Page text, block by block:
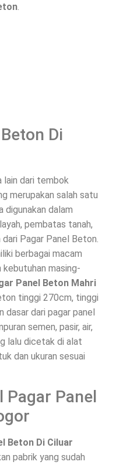
Di
lain dari tembok
merupakan salah satu
digunakan dalam
pembatas tanah,
dari Pagar Panel Beton.
berbagai macam
kebutuhan masing-
Panel Beton Mahri
tinggi 270cm, tinggi
dari pagar panel
semen, pasir, air,
lalu dicetak di alat
dan ukuran sesuai
Pagar Panel
Beton Di Ciluar
pabrik yang sudah